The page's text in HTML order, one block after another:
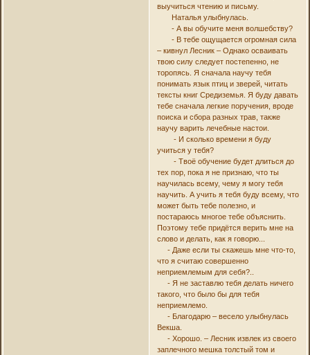
выучиться чтению и письму.
Наталья улыбнулась.
- А вы обучите меня волшебству?
- В тебе ощущается огромная сила
– кивнул Лесник – Однако осваивать
твою силу следует постепенно, не
торопясь. Я сначала научу тебя
понимать язык птиц и зверей, читать
тексты книг Средиземья. Я буду давать
тебе сначала легкие поручения, вроде
поиска и сбора разных трав, также
научу варить лечебные настои.
- И сколько времени я буду
учиться у тебя?
- Твоё обучение будет длиться до
тех пор, пока я не признаю, что ты
научилась всему, чему я могу тебя
научить. А учить я тебя буду всему, что
может быть тебе полезно, и
постараюсь многое тебе объяснить.
Поэтому тебе придётся верить мне на
слово и делать, как я говорю...
- Даже если ты скажешь мне что-то,
что я считаю совершенно
неприемлемым для себя?..
- Я не заставлю тебя делать ничего
такого, что было бы для тебя
неприемлемо.
- Благодарю – весело улыбнулась
Векша.
- Хорошо. – Лесник извлек из своего
заплечного мешка толстый том и